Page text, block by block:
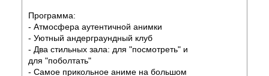
Программа:
- Атмосфера аутентичной анимки
- Уютный андерграундный клуб
- Два стильных зала: для "посмотреть" и
для "поболтать"
- Самое прикольное аниме на большом